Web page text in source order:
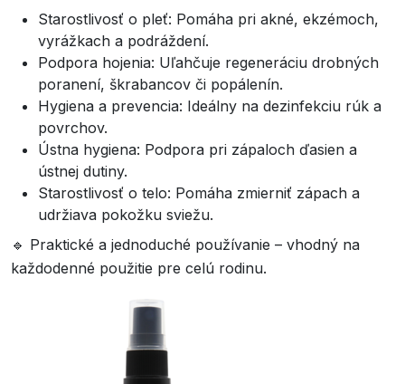
Starostlivosť o pleť: Pomáha pri akné, ekzémoch,
vyrážkach a podráždení.
Podpora hojenia: Uľahčuje regeneráciu drobných
poranení, škrabancov či popálenín.
Hygiena a prevencia: Ideálny na dezinfekciu rúk a
povrchov.
Ústna hygiena: Podpora pri zápaloch ďasien a
ústnej dutiny.
Starostlivosť o telo: Pomáha zmierniť zápach a
udržiava pokožku sviežu.
🔹 Praktické a jednoduché používanie – vhodný na
každodenné použitie pre celú rodinu.